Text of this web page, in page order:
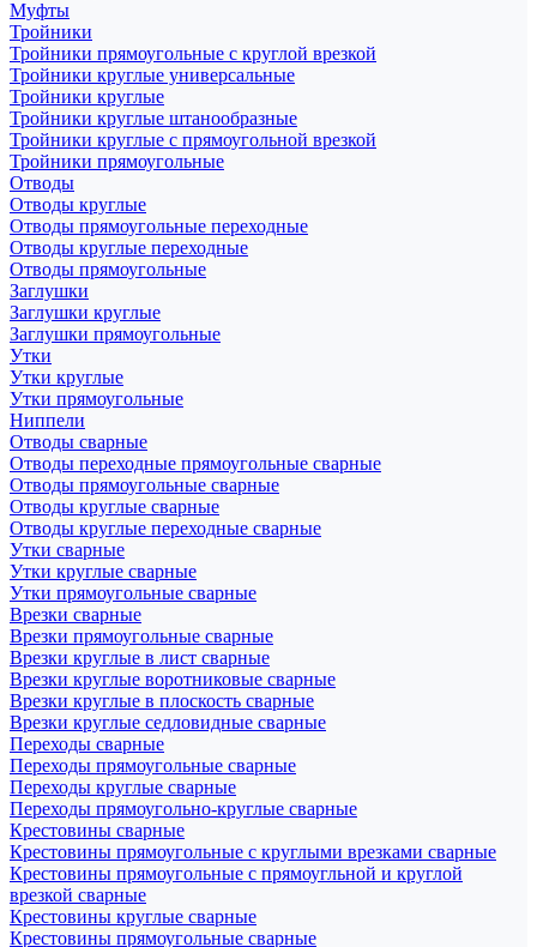
Муфты
Тройники
Тройники прямоугольные с круглой врезкой
Тройники круглые универсальные
Тройники круглые
Тройники круглые штанообразные
Тройники круглые с прямоугольной врезкой
Тройники прямоугольные
Отводы
Отводы круглые
Отводы прямоугольные переходные
Отводы круглые переходные
Отводы прямоугольные
Заглушки
Заглушки круглые
Заглушки прямоугольные
Утки
Утки круглые
Утки прямоугольные
Ниппели
Отводы сварные
Отводы переходные прямоугольные сварные
Отводы прямоугольные сварные
Отводы круглые сварные
Отводы круглые переходные сварные
Утки сварные
Утки круглые сварные
Утки прямоугольные сварные
Врезки сварные
Врезки прямоугольные сварные
Врезки круглые в лист сварные
Врезки круглые воротниковые сварные
Врезки круглые в плоскость сварные
Врезки круглые седловидные сварные
Переходы сварные
Переходы прямоугольные сварные
Переходы круглые сварные
Переходы прямоугольно-круглые сварные
Крестовины сварные
Крестовины прямоугольные с круглыми врезками сварные
Крестовины прямоугольные с прямоугльной и круглой
врезкой сварные
Крестовины круглые сварные
Крестовины прямоугольные сварные